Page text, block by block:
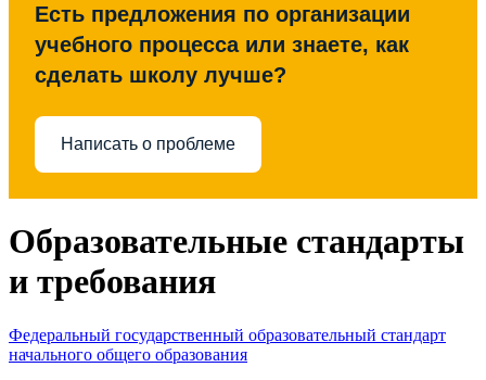
Есть предложения по организации
учебного процесса или знаете, как
сделать школу лучше?
Написать о проблеме
Образовательные стандарты
и требования
Федеральный государственный образовательный стандарт
начального общего образования